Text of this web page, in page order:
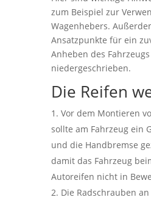
zum Beispiel zur
Wagenhebers.
Ansatzpunkte für ein
Anheben des Fahrzeugs
niedergeschrieben.
Die Reifen
Vor dem Montieren
sollte am Fahrzeug ein
und die Handbremse
damit das Fahrzeug
Autoreifen nicht in
Die Radschrauben